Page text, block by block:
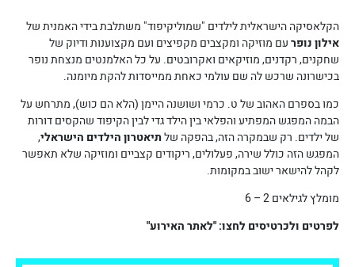
הקלאסיקה הישראלית לילדים "שמוליקיפוד" משתלבת בידי האמנית של
אילון נופרעם מוזיקה ומקצבים מקפיצים ועם מקצוענות ודיוק של
שחקנים, רקדנים, מוזיקאים ואקרובטים. על כל האלמנטים מנצחת נופר
בכישרונה שרכש לה שם עולמי כאחת ממייסדות להקת מיומנה.
כמו בספרם האהוב של ט. כרמי ושושנה היימן (הלא הם כוש), מתרחש על
הבמה המפגש המפתיע והפלאי בין הילד גדי לבין הקיפוד שהקסים דורות
של ילדים. רק שבמקרה הזה, בהפקה שלתיאטרון הילדים הישראלי,
המפגש הזה כולל שירה, פעלולים, ריקודים קצביים ומוזיקה שלא תאפשר
לקהל להישאר ישוב במקומות.
מומלץ לגילאים 2 – 6
לפרטים ולכרטיסים לחצו: "לאתר האירוע"